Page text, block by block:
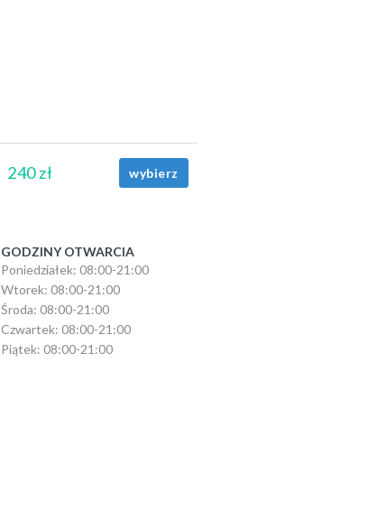
240 zł wybierz
GODZINY OTWARCIA
Poniedziałek: 08:00-21:00
Wtorek: 08:00-21:00
Środa: 08:00-21:00
Czwartek: 08:00-21:00
Piątek: 08:00-21:00